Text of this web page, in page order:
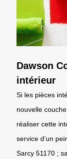
Dawson
intérieur
Si les pièces
nouvelle
réaliser cette
service d’un
Sarcy 51170 ;